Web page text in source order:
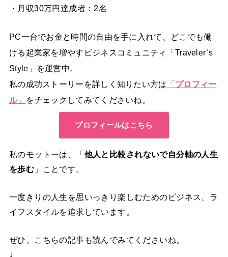
・月収30万円達成者：2名
PC一台でお金と時間の自由を手に入れて、どこでも働
ける起業家を増やすビジネスコミュニティ「Traveler’s
Style」を運営中。
私の成功ストーリーを詳しく知りたい方は 「プロフィー
ル」 をチェックしてみてくださいね。
プロフィールはこちら
私のモットーは、「他人と比較されないで自分軸の人生
を歩む 」ことです。
一度きりの人生を思いっきり楽しむためのビジネス、ラ
イフスタイルを追求しています。
ぜひ、こちらの記事も読んでみてくださいね。
↓